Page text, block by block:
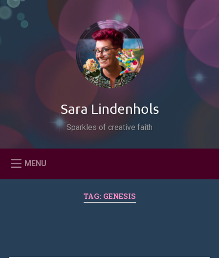
Naar
inhoud
Zoeken
Sara Lindenhols
Sparkles of creative faith
MENU
TAG: GENESIS